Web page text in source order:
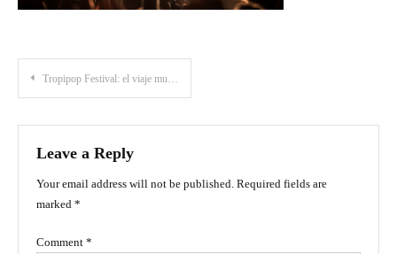
Post
navigation
Tropipop Festival: el viaje musical que celebra el sonido más colombiano
Leave a Reply
Your email address will not be published. Required fields are
marked *
Comment *